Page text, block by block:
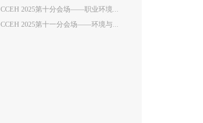
CCEH 2025第十分会场——职业环境...
CCEH 2025第十一分会场——环境与...